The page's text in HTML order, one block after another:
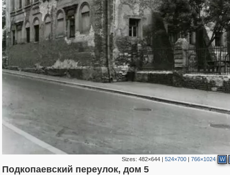
Sizes: 482×644| 524×700| 766×1024 W
Подкопаевский переулок, дом 5
1,407,380 29,248
319,882 8,286
160,021 5,91613,204 520